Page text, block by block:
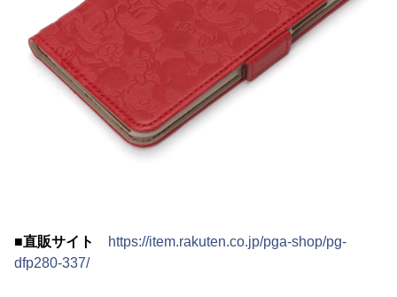
■直販サイト
https://item.rakuten.co.jp/pga-shop/pg-
dfp280-337/